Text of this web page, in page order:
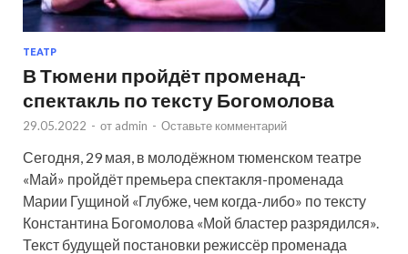
ТЕАТР
В Тюмени пройдёт променад-
спектакль по тексту Богомолова
29.05.2022 - от admin - Оставьте комментарий
Сегодня, 29 мая, в молодёжном тюменском театре
«Май» пройдёт премьера спектакля-променада
Марии Гущиной «Глубже, чем когда-либо» по тексту
Константина Богомолова «Мой бластер разрядился».
Текст будущей постановки режиссёр променада